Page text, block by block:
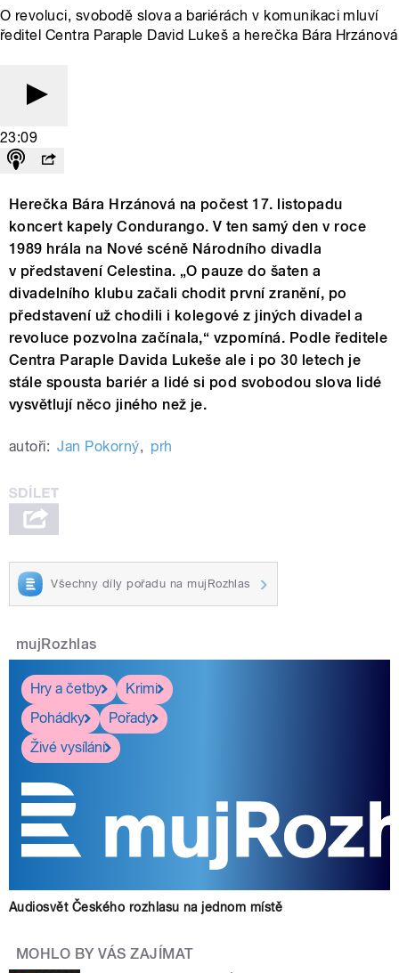
O revoluci, svobodě slova a bariérách v komunikaci mluví
ředitel Centra Paraple David Lukeš a herečka Bára Hrzánová
23:09
Herečka Bára Hrzánová na počest 17. listopadu
koncert kapely Condurango. V ten samý den v roce
1989 hrála na Nové scéně Národního divadla
v představení Celestina. „O pauze do šaten a
divadelního klubu začali chodit první zranění, po
představení už chodili i kolegové z jiných divadel a
revoluce pozvolna začínala,“ vzpomíná. Podle ředitele
Centra Paraple Davida Lukeše ale i po 30 letech je
stále spousta bariér a lidé si pod svobodou slova lidé
vysvětlují něco jiného než je.
autoři: Jan Pokorný, prh
Všechny díly pořadu na mujRozhlas
mujRozhlas
Hry a četby
Krimi
Pohádky
Pořady
Živé vysílání
Audiosvět Českého rozhlasu na jednom místě
MOHLO BY VÁS ZAJÍMAT